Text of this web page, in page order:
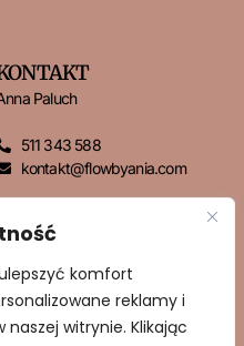
komfort
reklamy i
witrynie. Klikając
Paluch
511 343 588
kontakt@flowbyania.com